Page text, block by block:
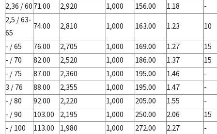
2,36 / 6071.00 2,920 1,000 156.00 1.18
-
2,5 / 63-
65
74.00 2,810 1,000 163.00 1.23
10
- / 65
76.00 2,705 1,000 169.00 1.27
15
- / 70
82.00 2,520 1,000 186.00 1.37
15
- / 75
87.00 2,360 1,000 195.00 1.46
-
3 / 76
88.00 2,355 1,000 195.00 1.47
-
- / 80
92.00 2,220 1,000 205.00 1.55
-
- / 90
103.00 2,195 1,000 250.00 2.06
15
- / 100
113.00 1,980 1,000 272.00 2.27
-